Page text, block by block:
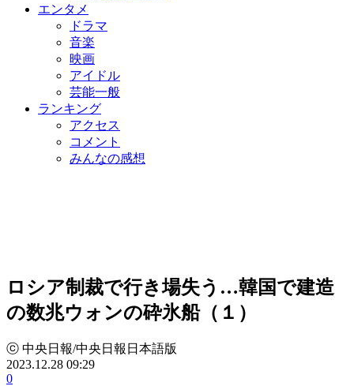
エンタメ
ドラマ
音楽
映画
アイドル
芸能一般
ランキング
アクセス
コメント
みんなの感想
ロシア制裁で行き場失う…韓国で建造
の数兆ウォンの砕氷船（１）
ⓒ 中央日報/中央日報日本語版
2023.12.28 09:29
0